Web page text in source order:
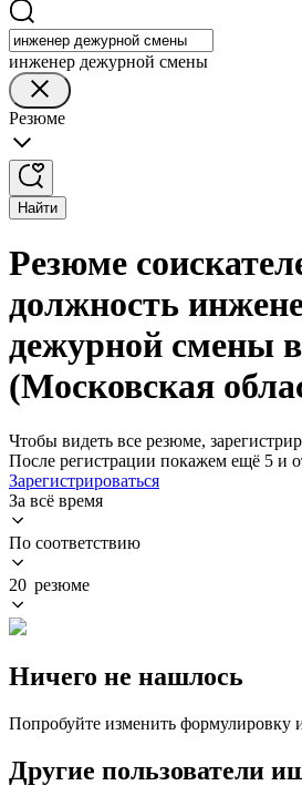
инженер дежурной смены
Резюме
Найти
Резюме
должность
дежурной смены
(Московская
Чтобы видеть все резюме,
После регистрации покажем ещё 5 и
Зарегистрироваться
За всё время
По соответствию
20 резюме
Ничего не нашлось
Попробуйте изменить формулировку
Другие пользователи